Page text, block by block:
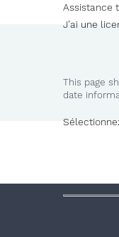
Assistance
J’ai une
This page
date